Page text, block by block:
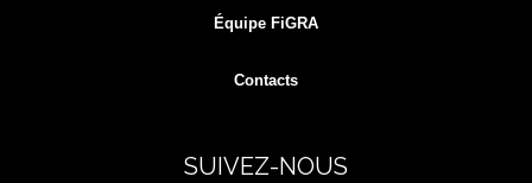
Équipe FiGRA
Contacts
SUIVEZ-NOUS